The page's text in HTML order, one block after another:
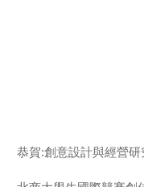
恭賀:創意設計與經營